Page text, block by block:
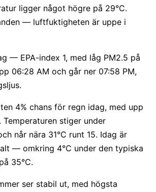
ligger något högre på 29°C.
— luftfuktigheten är uppe i
— EPA-index 1, med låg PM2.5 på
06:28 AM och går ner 07:58 PM,
4% chans för regn idag, med upp
stiger under
når nära 31°C runt 15. Idag är
— omkring 4°C under den typiska
35°C.
ser stabil ut, med högsta